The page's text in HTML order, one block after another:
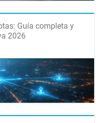
Guía completa y
2026